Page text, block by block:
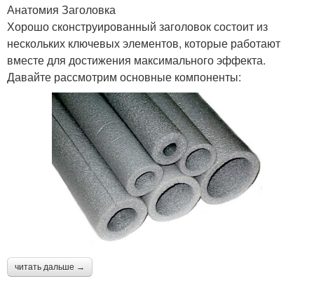
Анатомия Заголовка
Хорошо сконструированный заголовок состоит из
нескольких ключевых элементов, которые работают
вместе для достижения максимального эффекта.
Давайте рассмотрим основные компоненты:
читать дальше →